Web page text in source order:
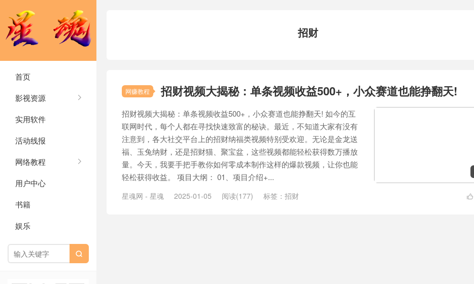
首页
影视资源
实用软件
活动线报
网络教程
用户中心
书籍
娱乐

招财
网赚教程 招财视频大揭秘：单条视频收益500+，小众赛道也能挣翻天!
招财视频大揭秘：单条视频收益500+，小众赛道也能挣翻天! 如今的互
联网时代，每个人都在寻找快速致富的秘诀。最近，不知道大家有没有
注意到，各大社交平台上的招财纳福类视频特别受欢迎。无论是金龙送
福、玉兔纳财，还是招财猫、聚宝盆，这些视频都能轻松获得数万播放
量。今天，我要手把手教你如何零成本制作这样的爆款视频，让你也能
轻松获得收益。 项目大纲： 01、项目介绍+...

星魂网 - 星魂 2025-01-05 阅读(177) 标签： 招财